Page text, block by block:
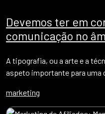
Devemos ter em
comunicação no
A tipografia, ou a arte e a
aspeto importante para uma
marketing